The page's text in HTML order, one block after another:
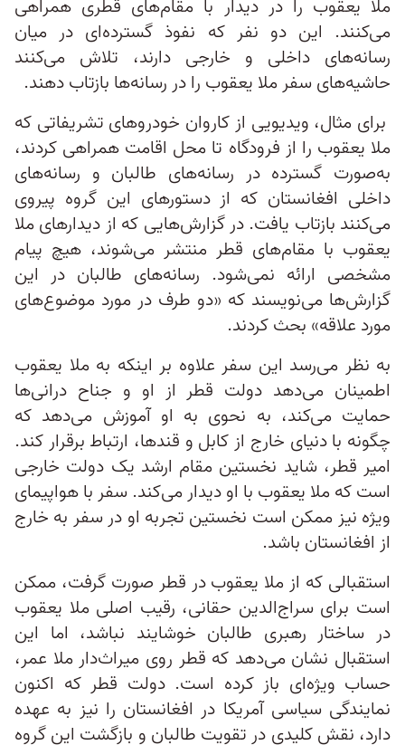
ملا یعقوب را در دیدار با مقام‌های قطری همراهی
می‌کنند. این دو نفر که نفوذ گسترده‌ای در میان
رسانه‌های داخلی و خارجی دارند، تلاش می‌کنند
حاشیه‌های سفر ملا یعقوب را در رسانه‌ها بازتاب دهند.
برای مثال، ویدیویی از کاروان خودروهای تشریفاتی که
ملا یعقوب را از فرودگاه تا محل اقامت همراهی کردند،
به‌صورت گسترده در رسانه‌های طالبان و رسانه‌های
داخلی افغانستان که از دستورهای این گروه پیروی
می‌کنند بازتاب یافت. در گزارش‌هایی که از دیدارهای ملا
یعقوب با مقام‌های قطر منتشر می‌شوند، هیچ پیام
مشخصی ارائه نمی‌شود. رسانه‌های طالبان در این
گزارش‌ها می‌نویسند که «دو طرف در مورد موضوع‌های
مورد علاقه» بحث کردند.
به نظر می‌رسد این سفر علاوه بر اینکه به ملا یعقوب
اطمینان می‌دهد دولت قطر از او و جناح درانی‌ها
حمایت می‌کند، به نحوی به او آموزش می‌دهد که
چگونه با دنیای خارج از کابل و قندها، ارتباط برقرار کند.
امیر قطر، شاید نخستین مقام ارشد یک دولت خارجی
است که ملا یعقوب با او دیدار می‌‎کند. سفر با هواپیمای
ویژه نیز ممکن است نخستین تجربه او در سفر به خارج
از افغانستان باشد.
استقبالی که از ملا یعقوب در قطر صورت گرفت، ممکن
است برای سراج‌الدین حقانی، رقیب اصلی ملا یعقوب
در ساختار رهبری طالبان خوشایند نباشد، اما این
استقبال نشان می‌دهد که قطر روی میراث‌دار ملا عمر،
حساب ویژه‌ای باز کرده است. دولت قطر که اکنون
نمایندگی سیاسی آمریکا در افغانستان را نیز به عهده
دارد، نقش کلیدی در تقویت طالبان و بازگشت این گروه